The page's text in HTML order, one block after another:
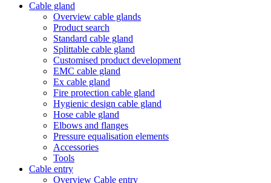
Cable gland
Overview cable glands
Product search
Standard cable gland
Splittable cable gland
Customised product development
EMC cable gland
Ex cable gland
Fire protection cable gland
Hygienic design cable gland
Hose cable gland
Elbows and flanges
Pressure equalisation elements
Accessories
Tools
Cable entry
Overview Cable entry